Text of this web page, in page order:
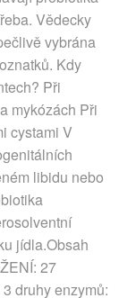
Vědecky
vybrána
Kdy
Při
mykózách Při
cystami V
libidu nebo
jídla.Obsah
27
druhy enzymů: